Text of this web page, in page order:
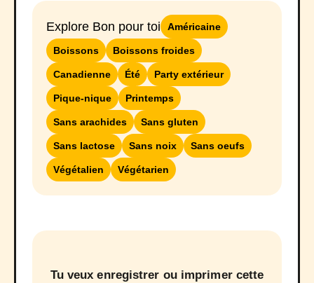
Explore Bon pour toi Américaine
Boissons Boissons froides
Canadienne Été Party extérieur
Pique-nique Printemps
Sans arachides Sans gluten
Sans lactose Sans noix Sans oeufs
Végétalien Végétarien
Tu veux enregistrer ou imprimer cette